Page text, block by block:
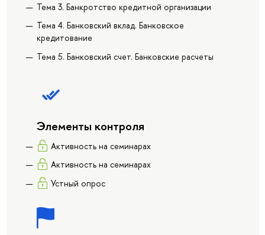
Тема 3. Банкротство кредитной организации
Тема 4. Банковский вклад. Банковское
кредитование
Тема 5. Банковский счет. Банковские расчеты
Элементы контроля
Активность на семинарах
Активность на семинарах
Устный опрос